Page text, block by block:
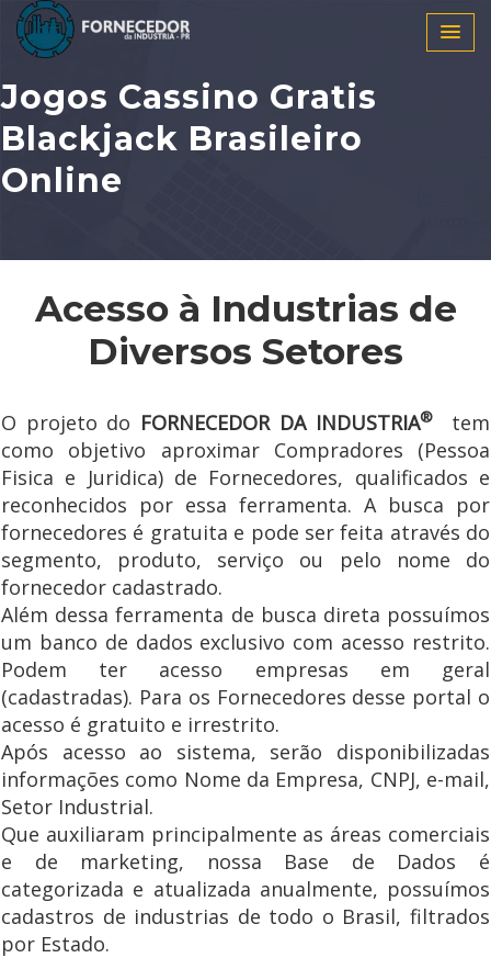
Jogos Cassino Gratis
Blackjack Brasileiro
Online
Acesso à Industrias de
Diversos Setores
O projeto do FORNECEDOR DA INDUSTRIA®tem
como objetivo aproximar Compradores (Pessoa
Fisica e Juridica) de Fornecedores, qualificados e
reconhecidos por essa ferramenta. A busca por
fornecedores é gratuita e pode ser feita através do
segmento, produto, serviço ou pelo nome do
fornecedor cadastrado.
Além dessa ferramenta de busca direta possuímos
um banco de dados exclusivo com acesso restrito.
Podem ter acesso empresas em geral
(cadastradas). Para os Fornecedores desse portal o
acesso é gratuito e irrestrito.
Após acesso ao sistema, serão disponibilizadas
informações como Nome da Empresa, CNPJ, e-mail,
Setor Industrial.
Que auxiliaram principalmente as áreas comerciais
e de marketing, nossa Base de Dados é
categorizada e atualizada anualmente, possuímos
cadastros de industrias de todo o Brasil, filtrados
por Estado.